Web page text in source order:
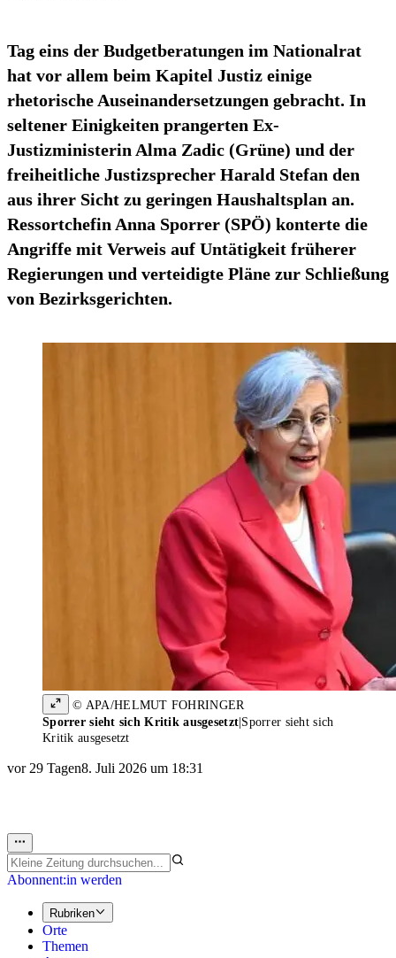
Tag eins der Budgetberatungen im Nationalrat
hat vor allem beim Kapitel Justiz einige
rhetorische Auseinandersetzungen gebracht. In
seltener Einigkeiten prangerten Ex-
Justizministerin Alma Zadic (Grüne) und der
freiheitliche Justizsprecher Harald Stefan den
aus ihrer Sicht zu geringen Haushaltsplan an.
Ressortchefin Anna Sporrer (SPÖ) konterte die
Angriffe mit Verweis auf Untätigkeit früherer
Regierungen und verteidigte Pläne zur Schließung
von Bezirksgerichten.
© APA/HELMUT FOHRINGER
Sporrer sieht sich Kritik ausgesetzt Sporrer sieht sich
Kritik ausgesetzt
vor 29 Tagen8. Juli 2026 um 18:31
Abonnent:in werden
Rubriken
Orte
Themen